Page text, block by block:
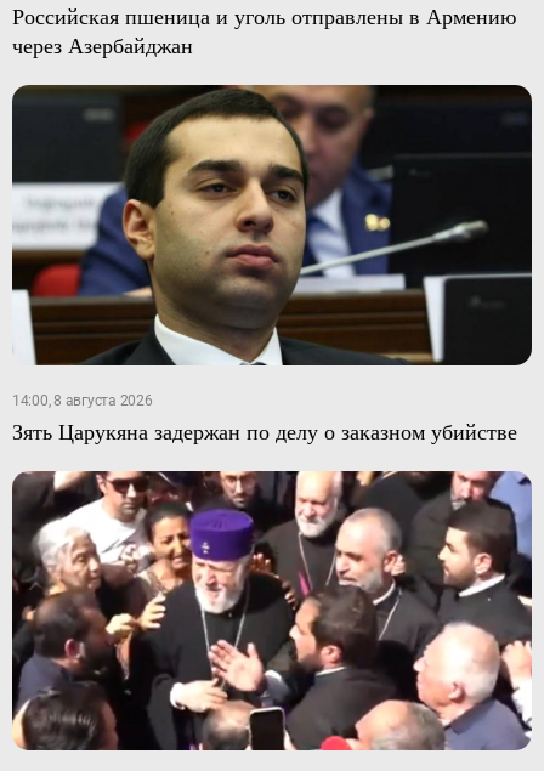
Российская пшеница и уголь отправлены в Армению
через Азербайджан
14:00, 8 августа 2026
Зять Царукяна задержан по делу о заказном убийстве